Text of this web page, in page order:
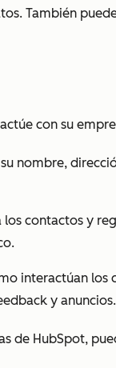
También
con su
nombre,
los contactos y
interactúan los
y anuncios.
de HubSpot,